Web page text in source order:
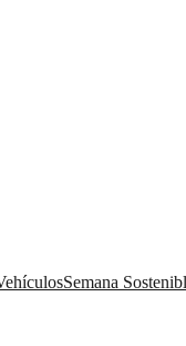
Semana